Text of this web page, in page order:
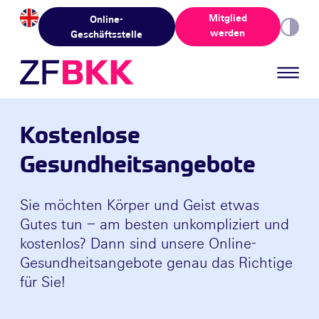
Skip to the contentOnline-
Geschäftsstelle
Mitglied
werden
Kostenlose
Gesundheitsangebote
Sie möchten Körper und Geist etwas
Gutes tun – am besten unkompliziert und
kostenlos? Dann sind unsere Online-
Gesundheitsangebote genau das Richtige
für Sie!